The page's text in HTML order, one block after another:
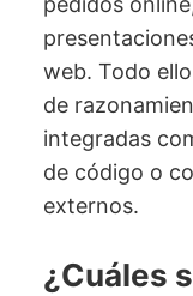
web. Todo
de
integradas
de código o
externos.
¿Cuáles